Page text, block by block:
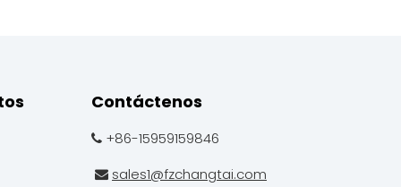
Contáctenos
+86-15959159846
 sales1@fzchangtai.com